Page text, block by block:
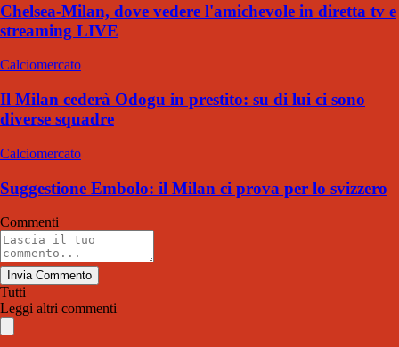
Chelsea-Milan, dove vedere l'amichevole in diretta tv e
streaming LIVE
Calciomercato
Il Milan cederà Odogu in prestito: su di lui ci sono
diverse squadre
Calciomercato
Suggestione Embolo: il Milan ci prova per lo svizzero
Commenti
Invia Commento
Tutti
Leggi altri commenti